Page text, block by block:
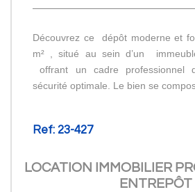
Découvrez ce dépôt moderne et
m² , situé au sein d’un
offrant un cadre professionnel
sécurité optimale. Le bien se
Ref: 23-427
LOCATION IMMOBILIER
ENTREPÔT